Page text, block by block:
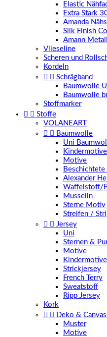
Elastic
Extra Stark
Amanda
Silk Finish
Amann
Vlieseline
Scheren und
Kordeln
  Schrägband
Baumwolle
Baumwolle
Stoffmarker
  Stoffe
VOLANEART
  Baumwolle
Uni
Kindermotive
Motive
Alexander
Waffelstoff/
Musselin
Sterne Motiv
Streifen /
  Jersey
Uni
Sternen &
Motive
Kindermotive
Strickjersey
French Terry
Sweatstoff
Ripp Jersey
Kork
  Deko &
Muster
Motive